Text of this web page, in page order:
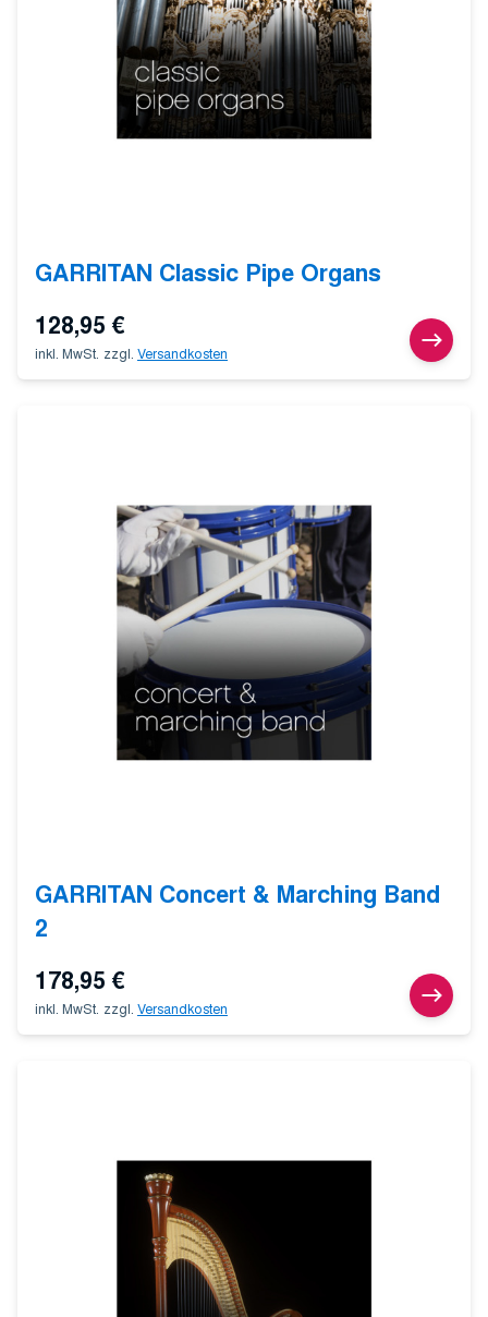
GARRITAN Classic Pipe Organs
128,95 €
inkl. MwSt. zzgl. Versandkosten
GARRITAN Concert & Marching Band
2
178,95 €
inkl. MwSt. zzgl. Versandkosten